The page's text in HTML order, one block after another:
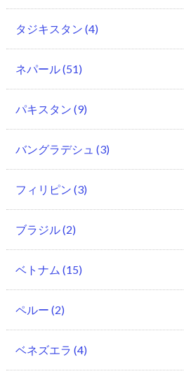
タジキスタン (4)
ネパール(51)
パキスタン (9)
バングラデシュ (3)
フィリピン (3)
ブラジル(2)
ベトナム (15)
ペルー (2)
ベネズエラ (4)